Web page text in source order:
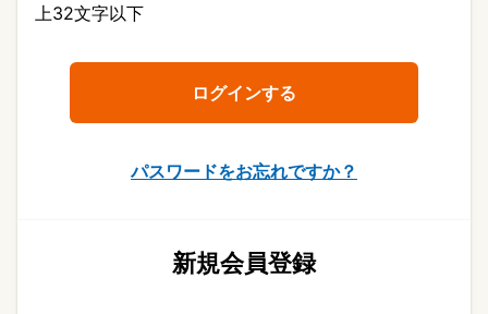
上32文字以下
パスワードをお忘れですか？
新規会員登録